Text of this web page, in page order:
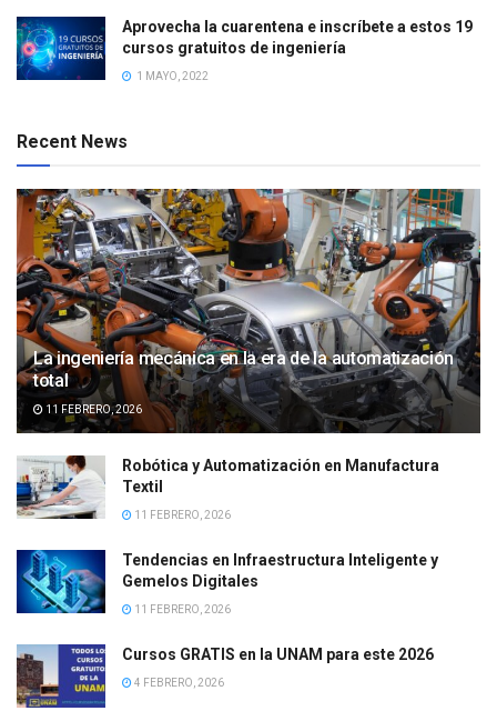
Aprovecha la cuarentena e inscríbete a estos 19
cursos gratuitos de ingeniería
1 MAYO, 2022
Recent News
La ingeniería mecánica en la era de la automatización
total
11 FEBRERO, 2026
Robótica y Automatización en Manufactura
Textil
11 FEBRERO, 2026
Tendencias en Infraestructura Inteligente y
Gemelos Digitales
11 FEBRERO, 2026
Cursos GRATIS en la UNAM para este 2026
4 FEBRERO, 2026